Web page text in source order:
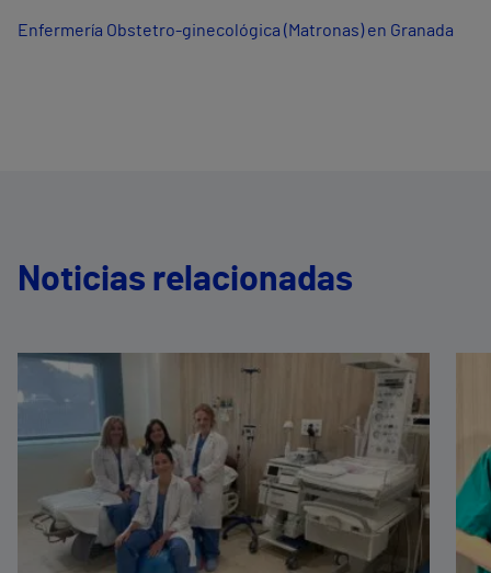
Enfermería Obstetro-ginecológica (Matronas) en Granada
Noticias relacionadas